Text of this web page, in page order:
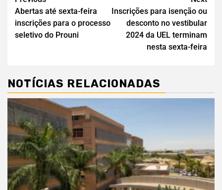
Abertas até sexta-feira
inscrições para o processo
seletivo do Prouni
Inscrições para isenção ou
desconto no vestibular
2024 da UEL terminam
nesta sexta-feira
NOTÍCIAS RELACIONADAS